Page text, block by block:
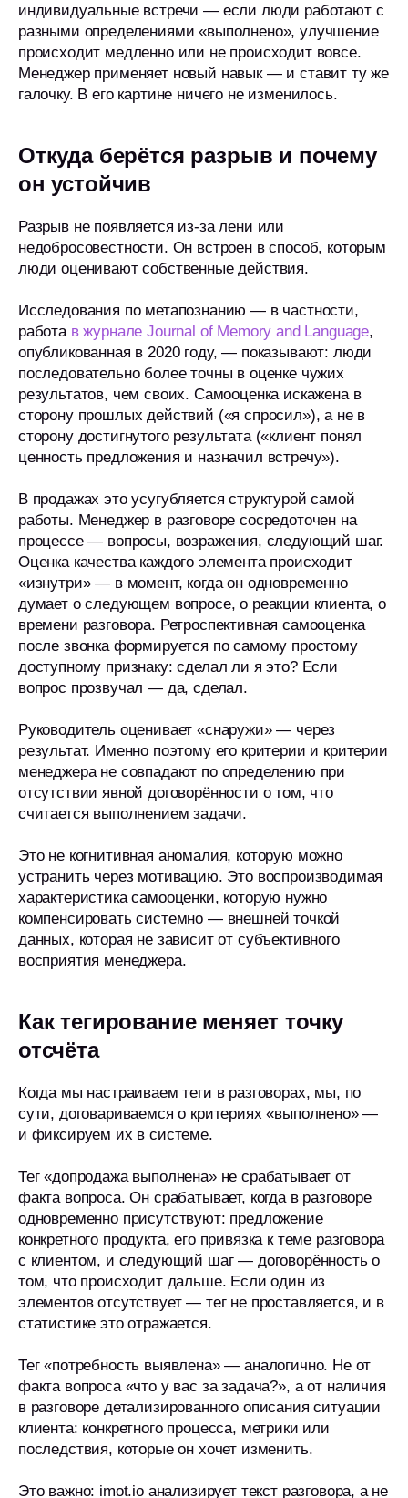
индивидуальные встречи — если люди работают с
разными определениями «выполнено», улучшение
происходит медленно или не происходит вовсе.
Менеджер применяет новый навык — и ставит ту же
галочку. В его картине ничего не изменилось.
Откуда берётся разрыв и почему
он устойчив
Разрыв не появляется из-за лени или
недобросовестности. Он встроен в способ, которым
люди оценивают собственные действия.
Исследования по метапознанию — в частности,
работа в журнале Journal of Memory and Language,
опубликованная в 2020 году, — показывают: люди
последовательно более точны в оценке чужих
результатов, чем своих. Самооценка искажена в
сторону прошлых действий («я спросил»), а не в
сторону достигнутого результата («клиент понял
ценность предложения и назначил встречу»).
В продажах это усугубляется структурой самой
работы. Менеджер в разговоре сосредоточен на
процессе — вопросы, возражения, следующий шаг.
Оценка качества каждого элемента происходит
«изнутри» — в момент, когда он одновременно
думает о следующем вопросе, о реакции клиента, о
времени разговора. Ретроспективная самооценка
после звонка формируется по самому простому
доступному признаку: сделал ли я это? Если
вопрос прозвучал — да, сделал.
Руководитель оценивает «снаружи» — через
результат. Именно поэтому его критерии и критерии
менеджера не совпадают по определению при
отсутствии явной договорённости о том, что
считается выполнением задачи.
Это не когнитивная аномалия, которую можно
устранить через мотивацию. Это воспроизводимая
характеристика самооценки, которую нужно
компенсировать системно — внешней точкой
данных, которая не зависит от субъективного
восприятия менеджера.
Как тегирование меняет точку
отсчёта
Когда мы настраиваем теги в разговорах, мы, по
сути, договариваемся о критериях «выполнено» —
и фиксируем их в системе.
Тег «допродажа выполнена» не срабатывает от
факта вопроса. Он срабатывает, когда в разговоре
одновременно присутствуют: предложение
конкретного продукта, его привязка к теме разговора
с клиентом, и следующий шаг — договорённость о
том, что происходит дальше. Если один из
элементов отсутствует — тег не проставляется, и в
статистике это отражается.
Тег «потребность выявлена» — аналогично. Не от
факта вопроса «что у вас за задача?», а от наличия
в разговоре детализированного описания ситуации
клиента: конкретного процесса, метрики или
последствия, которые он хочет изменить.
Это важно: imot.io анализирует текст разговора, а не